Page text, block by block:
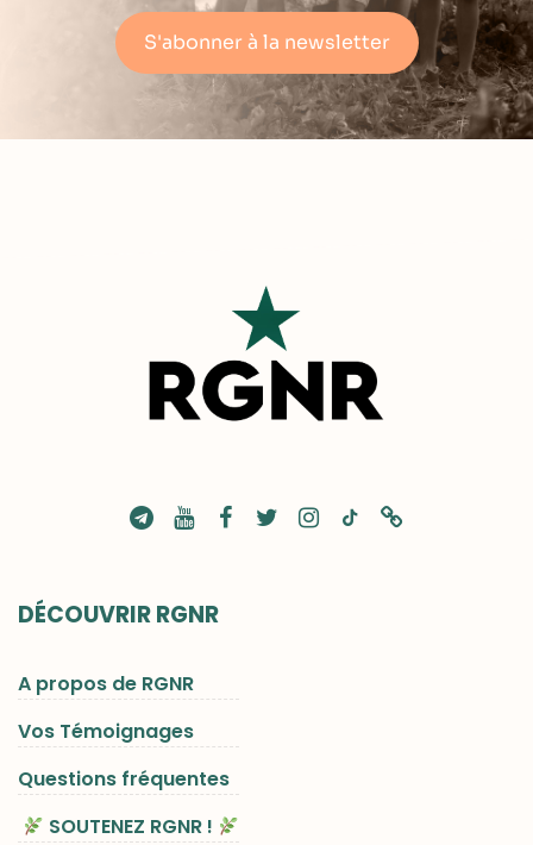
S'abonner à la newsletter
DÉCOUVRIR RGNR
A propos de RGNR
Vos Témoignages
Questions fréquentes
SOUTENEZ RGNR !